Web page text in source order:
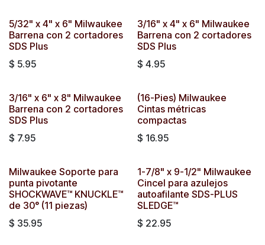
5/32" x 4" x 6" Milwaukee
Barrena con 2 cortadores
SDS Plus
$ 5.95
3/16" x 4" x 6" Milwaukee
Barrena con 2 cortadores
SDS Plus
$ 4.95
3/16" x 6" x 8" Milwaukee
Barrena con 2 cortadores
SDS Plus
$ 7.95
(16-Pies) Milwaukee
Cintas métricas
compactas
$ 16.95
Milwaukee Soporte para
punta pivotante
SHOCKWAVE™ KNUCKLE™
de 30° (11 piezas)
$ 35.95
1-7/8" x 9-1/2" Milwaukee
Cincel para azulejos
autoafilante SDS-PLUS
SLEDGE™
$ 22.95